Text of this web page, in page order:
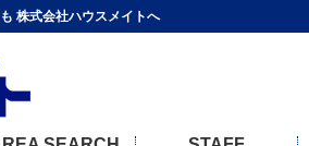
株式会社ハウスメイトへ